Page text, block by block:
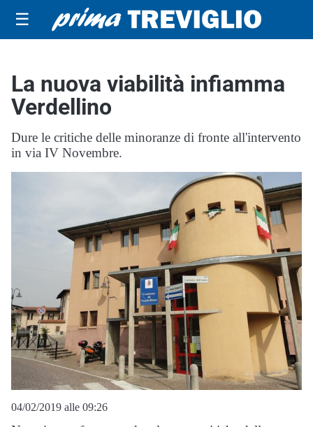
☰
La nuova viabilità infiamma
Verdellino
Dure le critiche delle minoranze di fronte all'intervento
in via IV Novembre.
04/02/2019 alle 09:26